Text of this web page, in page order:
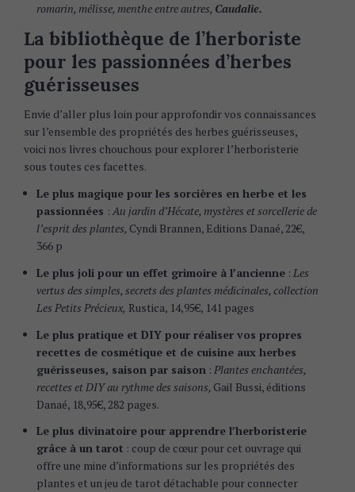
romarin, mélisse, menthe entre autres, Caudalie.
La bibliothèque de l’herboriste
pour les passionnées d’herbes
guérisseuses
Envie d’aller plus loin pour approfondir vos connaissances
sur l’ensemble des propriétés des herbes guérisseuses,
voici nos livres chouchous pour explorer l’herboristerie
sous toutes ces facettes.
Le plus magique pour les sorcières en herbe et les
passionnées : Au jardin d’Hécate, mystères et sorcellerie de
l’esprit des plantes, Cyndi Brannen, Editions Danaé, 22€,
366 p
Le plus joli pour un effet grimoire à l’ancienne: Les
vertus des simples, secrets des plantes médicinales, collection
Les Petits Précieux, Rustica, 14,95€, 141 pages
Le plus pratique et DIY pour réaliser vos propres
recettes de cosmétique et de cuisine aux herbes
guérisseuses, saison par saison : Plantes enchantées,
recettes et DIY au rythme des saisons, Gail Bussi, éditions
Danaé, 18,95€, 282 pages.
Le plus divinatoire pour apprendre l’herboristerie
grâce à un tarot : coup de cœur pour cet ouvrage qui
offre une mine d’informations sur les propriétés des
plantes et un jeu de tarot détachable pour connecter